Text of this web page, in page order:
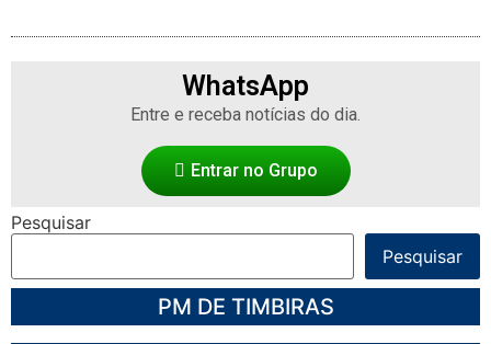
WhatsApp
Entre e receba notícias do dia.
Entrar no Grupo
Pesquisar
Pesquisar
PM DE TIMBIRAS